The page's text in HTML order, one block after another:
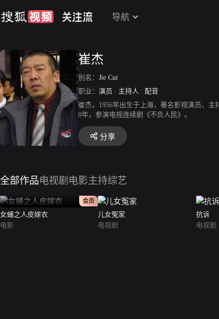
导航
崔杰
别名： Jie Cui
职业： 演员 / 主持人 / 配音
崔杰，1956年出生于上海，著名影视演员、
0年，参演电视连续剧《不负人民》。
分享
全部作品电视剧 电影主持综艺
正片
会员
女蛹之人皮嫁衣
电影
儿女冤家
电视剧
抗诉
电视剧